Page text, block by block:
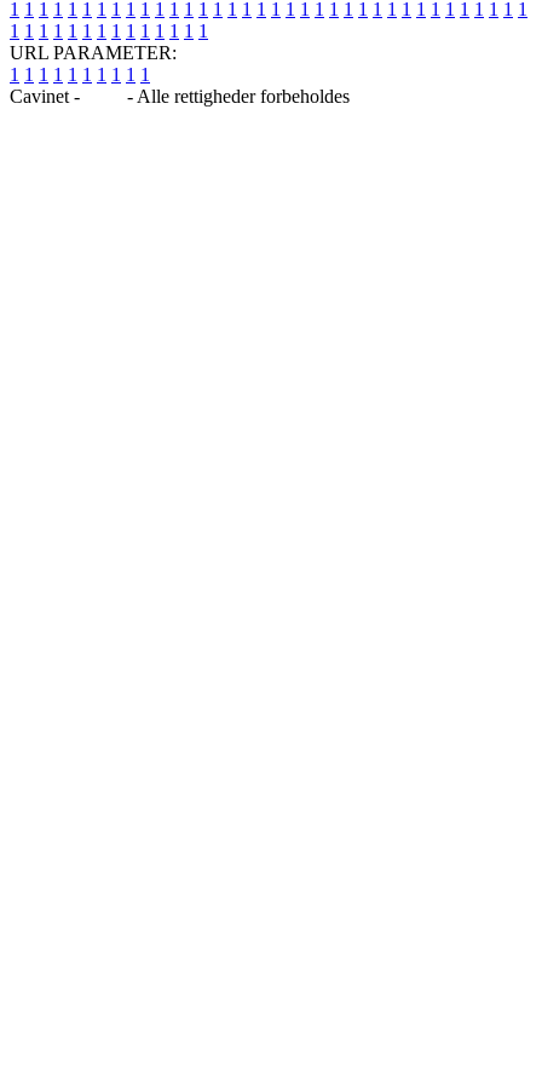
1 1 1 1 1 1 1 1 1 1 1 1 1 1 1 1 1 1 1 1 1 1 1 1 1 1 1 1 1 1 1 1 1 1 1 1
1 1 1 1 1 1 1 1 1 1 1 1 1 1
URL PARAMETER:
1 1 1 1 1 1 1 1 1 1
Cavinet -
- Alle rettigheder forbeholdes